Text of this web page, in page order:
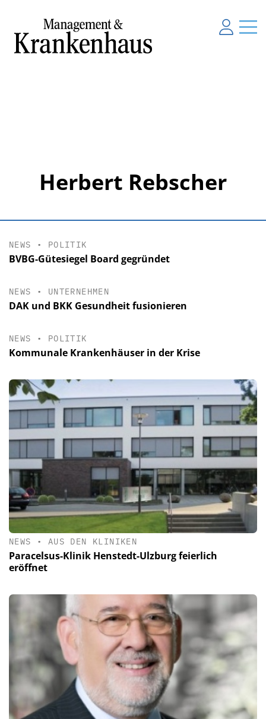
Herbert Rebscher
NEWS • POLITIK
BVBG-Gütesiegel Board gegründet
NEWS • UNTERNEHMEN
DAK und BKK Gesundheit fusionieren
NEWS • POLITIK
Kommunale Krankenhäuser in der Krise
NEWS • AUS DEN KLINIKEN
Paracelsus-Klinik Henstedt-Ulzburg feierlich
eröffnet